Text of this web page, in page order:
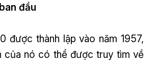
đầu
được thành lập vào năm 1957,
của nó có thể được truy tìm về